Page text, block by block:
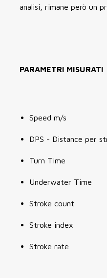
analisi, rimane però un
PARAMETRI MISURATI
Speed m/s
DPS - Distance per
Turn Time
Underwater Time
Stroke count
Stroke index
Stroke rate